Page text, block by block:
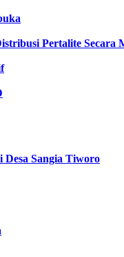
Pertalite Secara
Desa Sangia Tiworo